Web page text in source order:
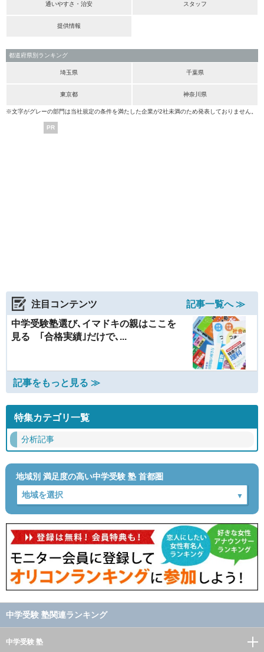
通いやすさ・治安 スタッフ
提供情報
都道府県別ランキング
埼玉県 千葉県
東京都 神奈川県
※文字がグレーの部門は当社規定の条件を満たした企業が2社未満のため発表しておりません。
PR
注目コンテンツ
記事一覧へ ≫
中学受験塾選び､イマドキの親はここを
見る ｢合格実績｣だけで､...
記事をもっと見る ≫
特集カテゴリ一覧
分析記事
地域別 満足度の高い中学受験 塾 首都圏
中学受験 塾関連ランキング
中学受験 塾